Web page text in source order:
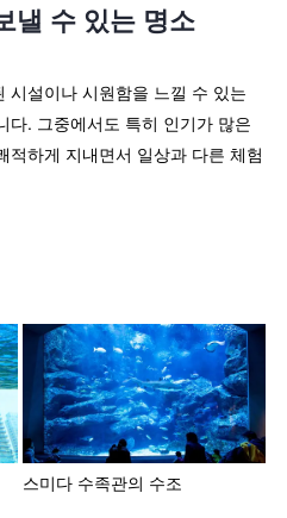
낼 수 있는 명소
시설이나 시원함을 느낄 수 있는
다. 그중에서도 특히 인기가 많은
적하게 지내면서 일상과 다른 체험
스미다 수족관의 수조